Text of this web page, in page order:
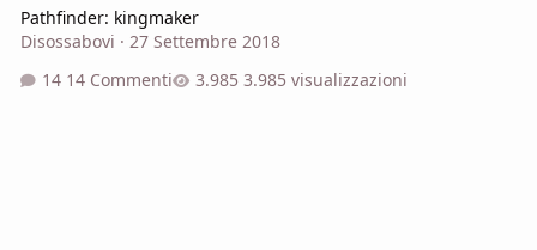
Pathfinder: kingmaker
Disossabovi · 27 Settembre 2018
14 Commenti
3.985 visualizzazioni